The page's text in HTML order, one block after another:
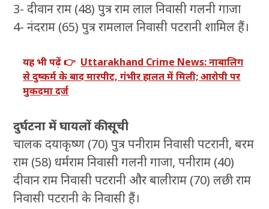
3- दीवान राम (48) पुत्र राम लाल निवासी गलनी गाजा
4- नंदराम (65) पुत्र रामलाल निवासी पटरानी शामिल हैं।
यह भी पढ़ें 👉 Uttarakhand Crime News: नाबालिग
से दुष्कर्म के बाद मारपीट, गंभीर हालत में मिली; आरोपी पर
मुकदमा दर्ज
दुर्घटना में घायलों की सूची
चालक दयाकृष्ण (70) पुत्र पनीराम निवासी पटरानी, बरम
राम (58) धर्मराम निवासी गलनी गाजा, पनीराम (40)
दीवान राम निवासी पटरानी और बालीराम (70) लछी राम
निवासी पटरानी के निवासी हैं।